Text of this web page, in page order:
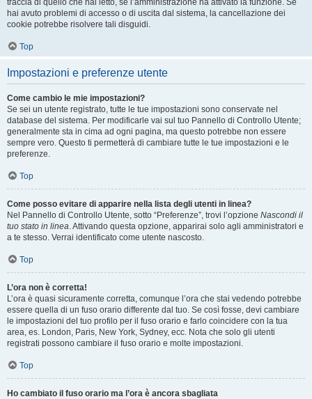
traccia di quello che hai letto, se l’amministrazione ha attivato la funzione. Se
hai avuto problemi di accesso o di uscita dal sistema, la cancellazione dei
cookie potrebbe risolvere tali disguidi.
Top
Impostazioni e preferenze utente
Come cambio le mie impostazioni?
Se sei un utente registrato, tutte le tue impostazioni sono conservate nel
database del sistema. Per modificarle vai sul tuo Pannello di Controllo Utente;
generalmente sta in cima ad ogni pagina, ma questo potrebbe non essere
sempre vero. Questo ti permetterà di cambiare tutte le tue impostazioni e le
preferenze.
Top
Come posso evitare di apparire nella lista degli utenti in linea?
Nel Pannello di Controllo Utente, sotto “Preferenze”, trovi l’opzione Nascondi il
tuo stato in linea. Attivando questa opzione, apparirai solo agli amministratori e
a te stesso. Verrai identificato come utente nascosto.
Top
L’ora non è corretta!
L’ora è quasi sicuramente corretta, comunque l’ora che stai vedendo potrebbe
essere quella di un fuso orario differente dal tuo. Se così fosse, devi cambiare
le impostazioni del tuo profilo per il fuso orario e farlo coincidere con la tua
area, es. London, Paris, New York, Sydney, ecc. Nota che solo gli utenti
registrati possono cambiare il fuso orario e molte impostazioni.
Top
Ho cambiato il fuso orario ma l’ora è ancora sbagliata